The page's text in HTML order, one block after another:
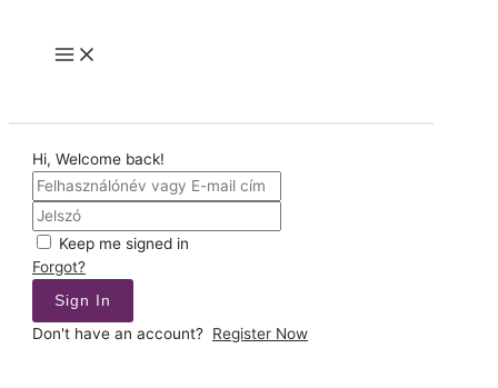
content
Main
Hi, Welcome back!
Keep me signed in
Forgot?
Sign In
Don't have an account? Register Now